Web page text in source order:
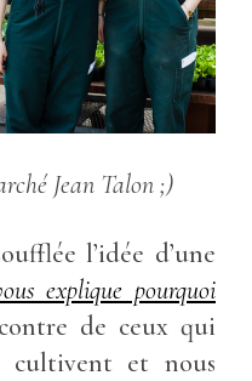
Jean Talon ;)
l’idée d’une
explique pourquoi
de ceux qui
et nous